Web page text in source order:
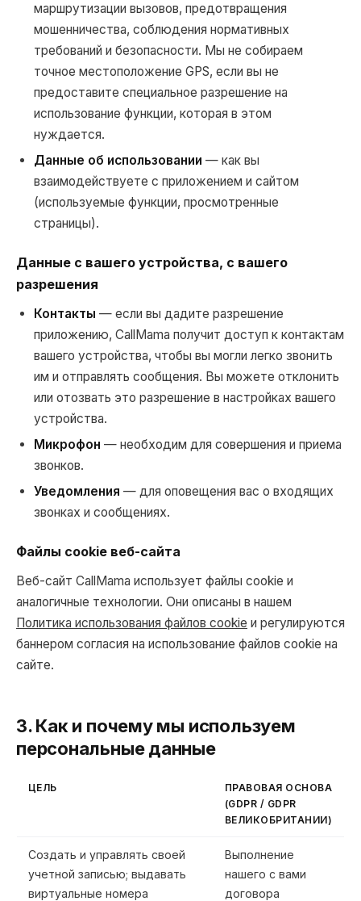
маршрутизации вызовов, предотвращения
мошенничества, соблюдения нормативных
требований и безопасности. Мы не собираем
точное местоположение GPS, если вы не
предоставите специальное разрешение на
использование функции, которая в этом
нуждается.
Данные об использовании — как вы
взаимодействуете с приложением и сайтом
(используемые функции, просмотренные
страницы).
Данные с вашего устройства, с вашего
разрешения
Контакты — если вы дадите разрешение
приложению, CallMama получит доступ к контактам
вашего устройства, чтобы вы могли легко звонить
им и отправлять сообщения. Вы можете отклонить
или отозвать это разрешение в настройках вашего
устройства.
Микрофон — необходим для совершения и приема
звонков.
Уведомления — для оповещения вас о входящих
звонках и сообщениях.
Файлы cookie веб-сайта
Веб-сайт CallMama использует файлы cookie и
аналогичные технологии. Они описаны в нашем
Политика использования файлов cookie и регулируются
баннером согласия на использование файлов cookie на
сайте.
3. Как и почему мы используем
персональные данные
ЦЕЛЬ
ПРАВОВАЯ ОСНОВА
(GDPR / GDPR
ВЕЛИКОБРИТАНИИ)
Создать и управлять своей
учетной записью; выдавать
виртуальные номера
Выполнение
нашего с вами
договора